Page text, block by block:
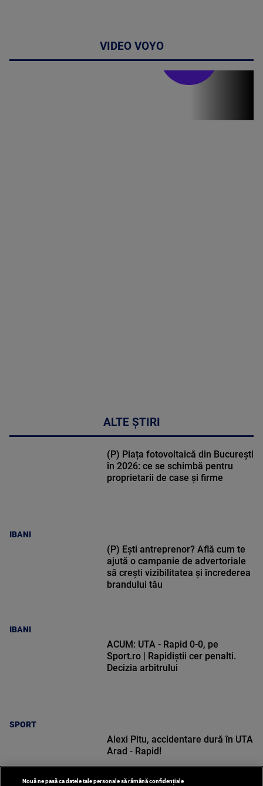
VIDEO VOYO
ALTE ȘTIRI
IBANI
(P) Piața fotovoltaică din București
în 2026: ce se schimbă pentru
proprietarii de case și firme
IBANI
(P) Ești antreprenor? Află cum te
ajută o campanie de advertoriale
să crești vizibilitatea și încrederea
brandului tău
SPORT
ACUM: UTA - Rapid 0-0, pe
Sport.ro | Rapidiștii cer penalti.
Decizia arbitrului
Alexi Pitu, accidentare dură în UTA
Arad - Rapid!
Nouă ne pasă ca datele tale personale să rămână confidențiale